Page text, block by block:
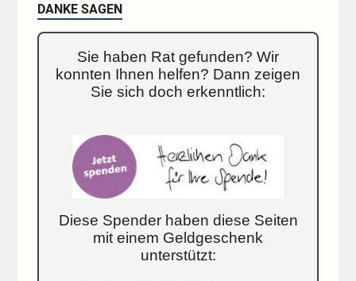
DANKE SAGEN
Sie haben Rat gefunden? Wir
konnten Ihnen helfen? Dann zeigen
Sie sich doch erkenntlich:
Diese Spender haben diese Seiten
mit einem Geldgeschenk
unterstützt: